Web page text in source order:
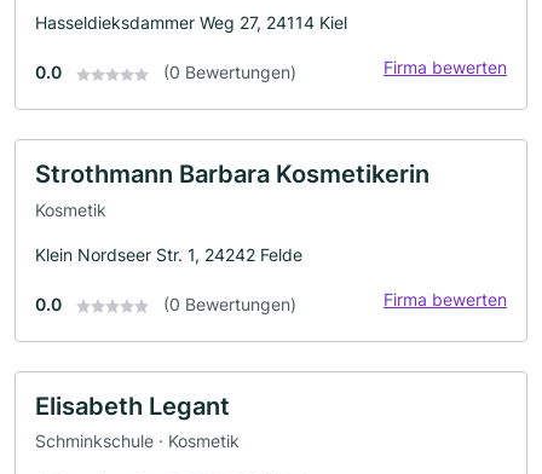
Hasseldieksdammer Weg 27, 24114 Kiel
0.0 (0 Bewertungen) Firma bewerten
Strothmann Barbara Kosmetikerin
Kosmetik
Klein Nordseer Str. 1, 24242 Felde
0.0 (0 Bewertungen) Firma bewerten
Elisabeth Legant
Schminkschule · Kosmetik